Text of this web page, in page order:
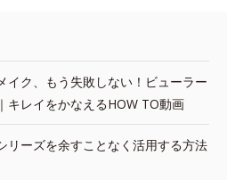
イク、もう失敗しない！ビューラー
キレイをかなえるHOW TO動画
リーズを余すことなく活用する方法